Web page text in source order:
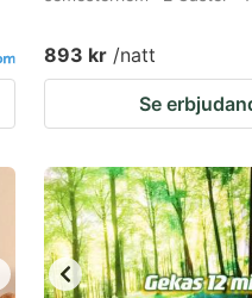
893 kr /natt
Se